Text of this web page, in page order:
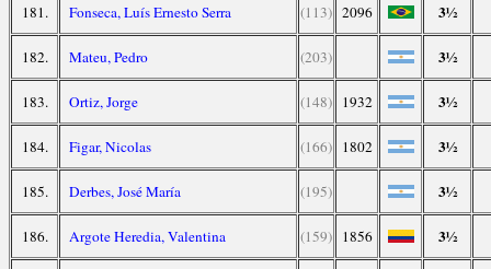
181. Fonseca, Luís Ernesto Serra (113) 2096 3½
182. Mateu, Pedro (203) 3½
183. Ortiz, Jorge (148) 1932 3½
184. Figar, Nicolas (166) 1802 3½
185. Derbes, José María (195) 3½
186. Argote Heredia, Valentina (159) 1856 3½